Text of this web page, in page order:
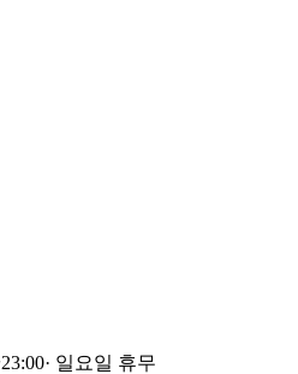
· 일요일 휴무